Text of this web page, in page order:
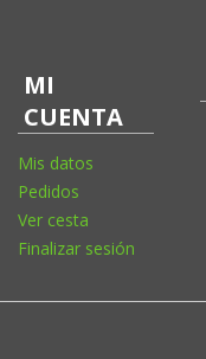
MI
CUENTA
Mis datos
Pedidos
Ver cesta
Finalizar sesión